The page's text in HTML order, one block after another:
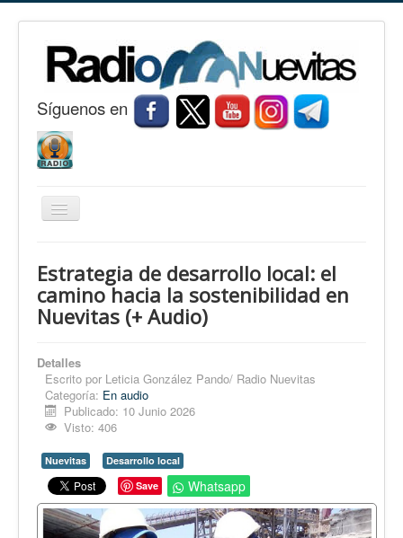
Síguenos en
Cambiar
Nuevitas
Noticias
Fotorreportaje
Opinión
En audio
Medio Ambiente
Ciencia, tecnología y curiosidades
Francés
Estrategia de desarrollo local: el
camino hacia la sostenibilidad en
Nuevitas (+ Audio)
Detalles
Escrito por Leticia González Pando/ Radio Nuevitas
Categoría: En audio
Publicado: 10 Junio 2026
Visto: 406
Nuevitas
Desarrollo local
Save
Whatsapp